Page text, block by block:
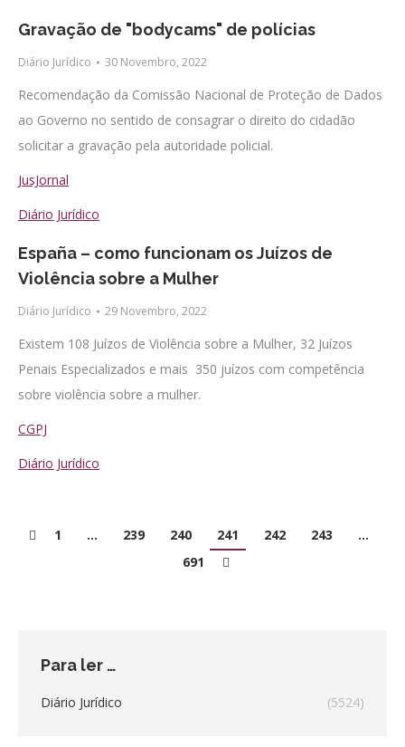
Gravação de "bodycams" de polícias
Diário Jurídico 30 Novembro, 2022
Recomendação da Comissão Nacional de Proteção de Dados
ao Governo no sentido de consagrar o direito do cidadão
solicitar a gravação pela autoridade policial.
JusJornal
Diário Jurídico
España – como funcionam os Juízos de
Violência sobre a Mulher
Diário Jurídico 29 Novembro, 2022
Existem 108 Juízos de Violência sobre a Mulher, 32 Juízos
Penais Especializados e mais 350 juízos com competência
sobre violência sobre a mulher.
CGPJ
Diário Jurídico
1 … 239 240 241 242 243
…
691
Para ler …
Diário Jurídico (5524)